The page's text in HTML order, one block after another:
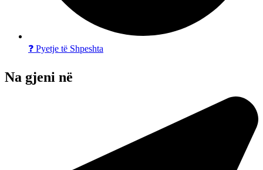
❓ Pyetje të Shpeshta
Na gjeni në